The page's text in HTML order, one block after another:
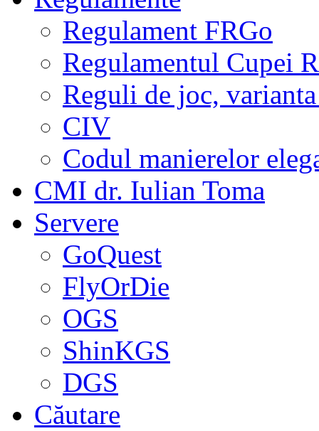
Regulament FRGo
Regulamentul Cupei
Reguli de joc,
CIV
Codul manierelor
CMI dr. Iulian Toma
Servere
GoQuest
FlyOrDie
OGS
ShinKGS
DGS
Căutare